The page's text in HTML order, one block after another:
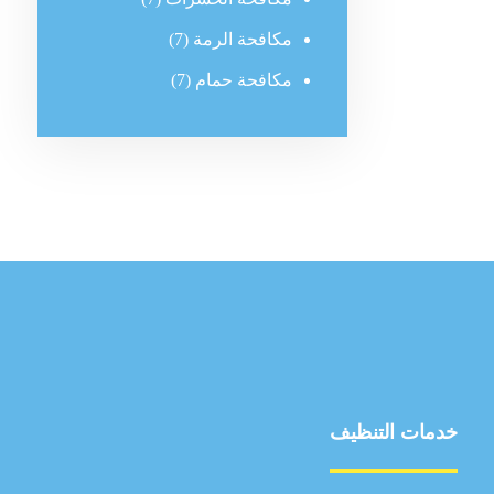
مكافحة الرمة (7)
مكافحة حمام (7)
خدمات التنظيف